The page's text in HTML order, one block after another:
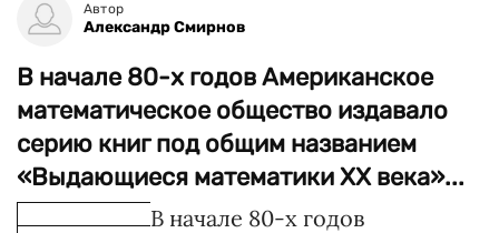
Автор
Александр Смирнов
В начале 80-х годов Американское
математическое общество издавало
серию книг под общим названием
«Выдающиеся математики ХХ века»...
В начале 80-х годов